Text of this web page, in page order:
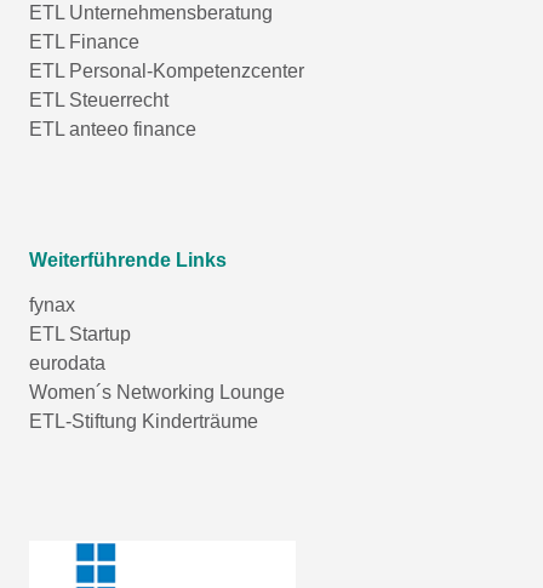
ETL Unternehmensberatung
ETL Finance
ETL Personal-Kompetenzcenter
ETL Steuerrecht
ETL anteeo finance
Weiterführende Links
fynax
ETL Startup
eurodata
Women´s Networking Lounge
ETL-Stiftung Kinderträume